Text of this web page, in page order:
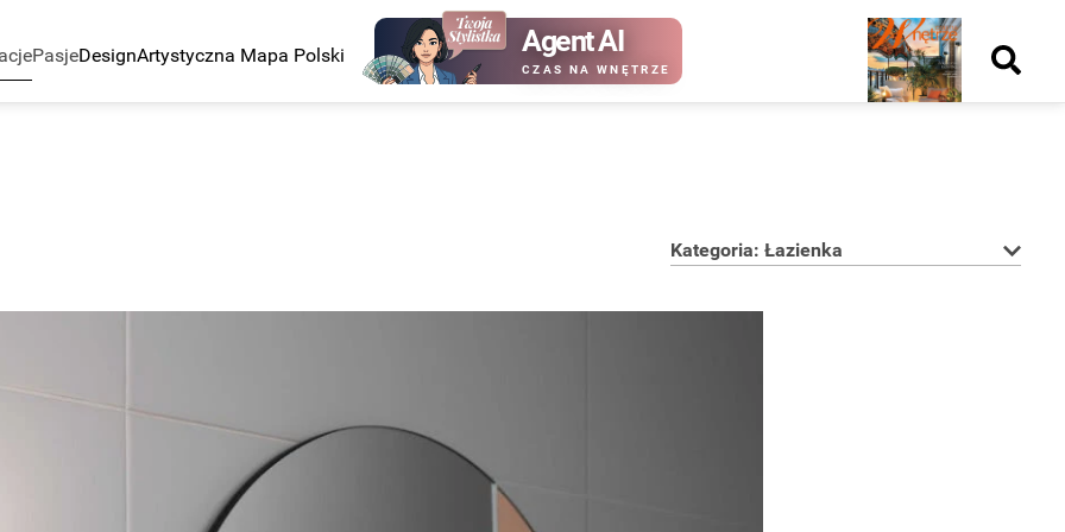
PasjeDesignArtystyczna Mapa Polski Agent AI
CZAS NA WNĘTRZE
Nowy
numer
kup ten
Kategoria: Łazienka